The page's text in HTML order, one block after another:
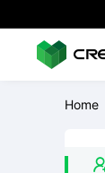
Home